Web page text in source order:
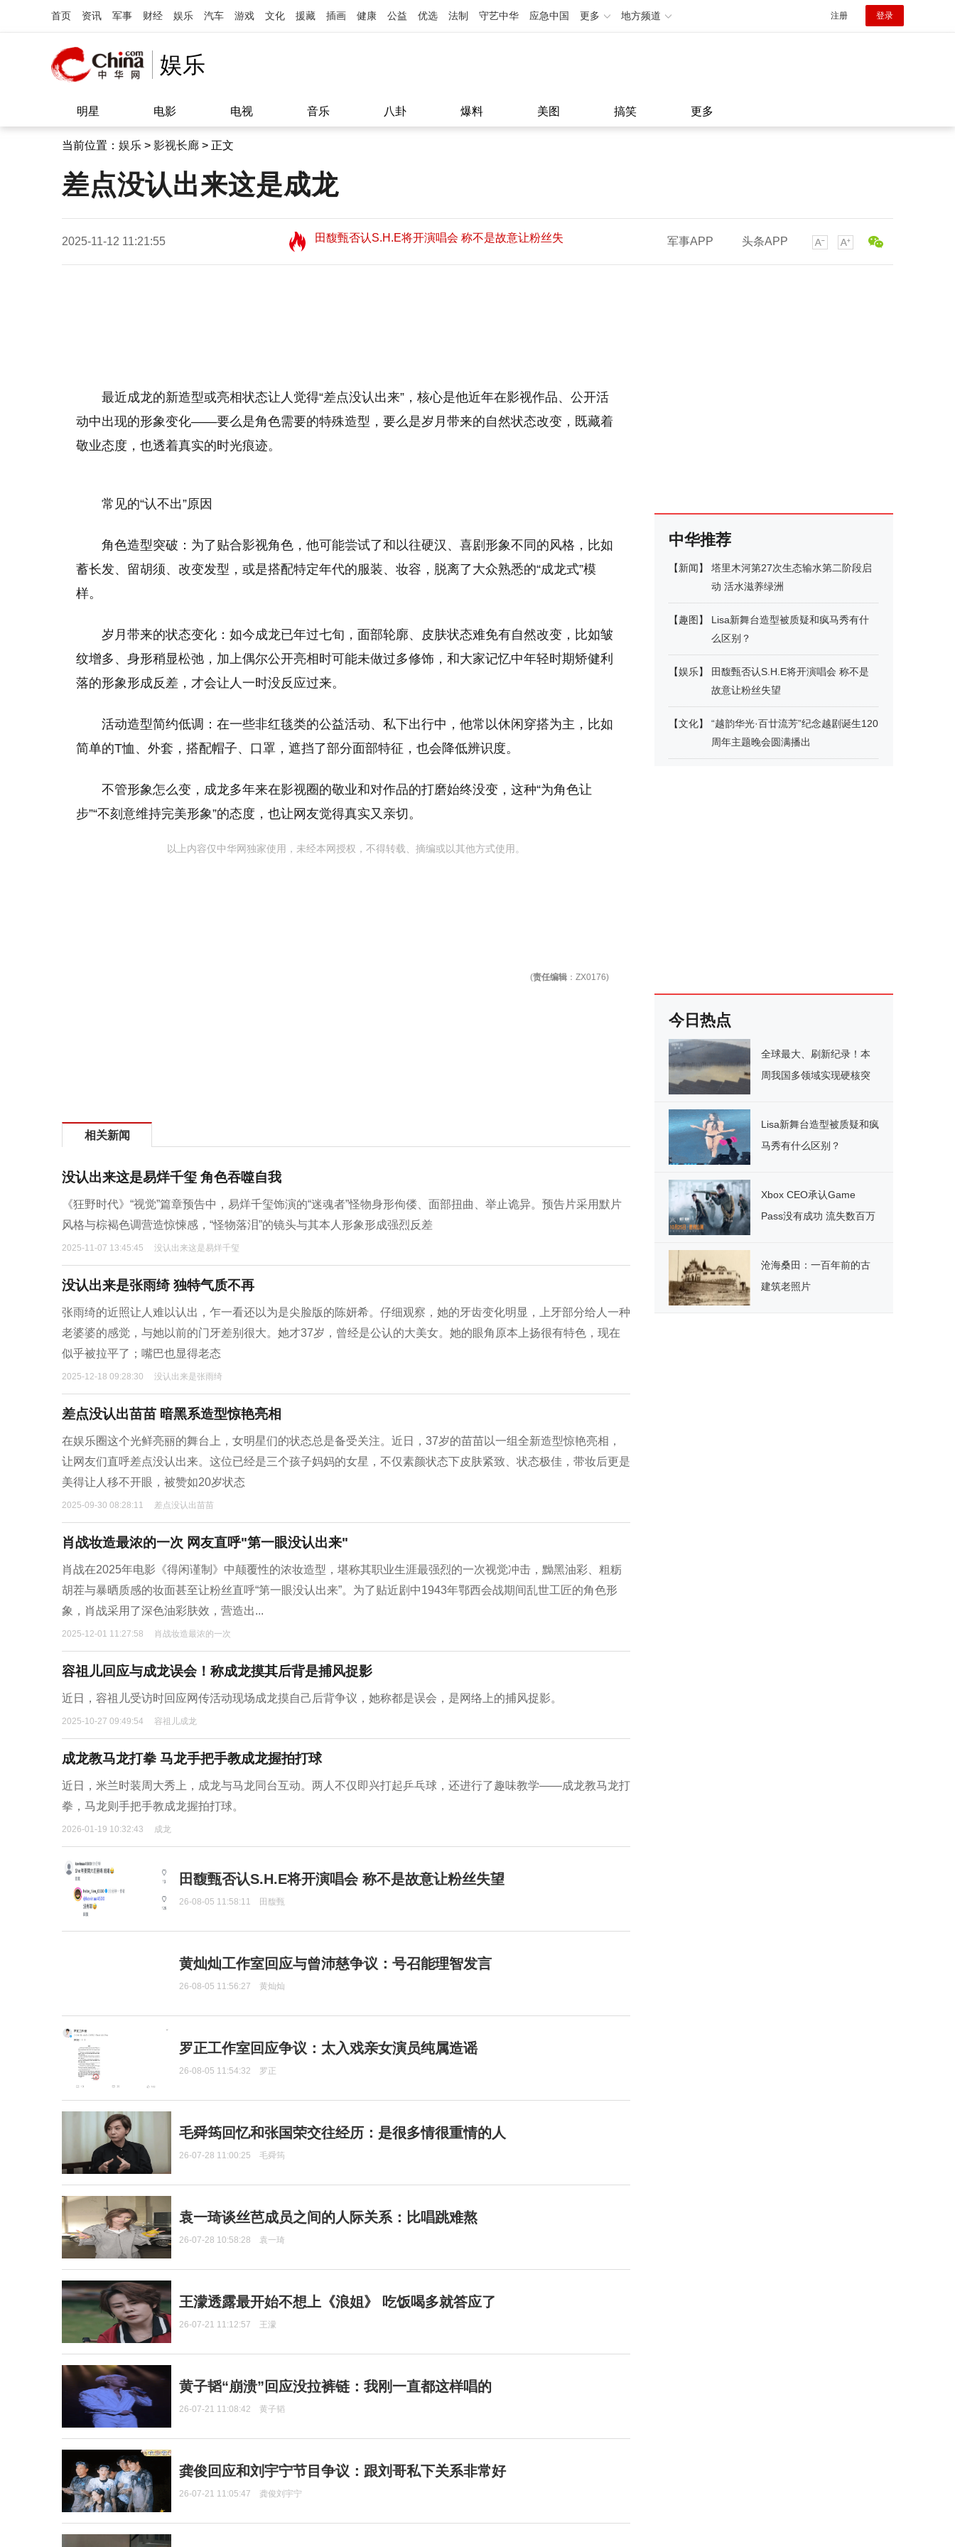
首页 资讯 军事 财经 娱乐 汽车 游戏 文化 援藏 插画 健康 公益 优选 法制 守艺中华 应急中国 更多 地方频道 注册 登录
娱乐
明星 电影 电视 音乐 八卦 爆料 美图 搞笑 更多
当前位置： 娱乐 > 影视长廊 > 正文
差点没认出来这是成龙
2025-11-12 11:21:55
田馥甄否认S.H.E将开演唱会 称不是故意让粉丝失
望11:08
田馥甄否认S.H.E将开演唱会 称不是故意让粉丝失
军事APP 头条APP
最近成龙的新造型或亮相状态让人觉得“差点没认出来”，核心是他近年在影视作品、公开活
动中出现的形象变化——要么是角色需要的特殊造型，要么是岁月带来的自然状态改变，既藏着
敬业态度，也透着真实的时光痕迹。
常见的“认不出”原因
角色造型突破：为了贴合影视角色，他可能尝试了和以往硬汉、喜剧形象不同的风格，比如
蓄长发、留胡须、改变发型，或是搭配特定年代的服装、妆容，脱离了大众熟悉的“成龙式”模
样。
岁月带来的状态变化：如今成龙已年过七旬，面部轮廓、皮肤状态难免有自然改变，比如皱
纹增多、身形稍显松弛，加上偶尔公开亮相时可能未做过多修饰，和大家记忆中年轻时期矫健利
落的形象形成反差，才会让人一时没反应过来。
活动造型简约低调：在一些非红毯类的公益活动、私下出行中，他常以休闲穿搭为主，比如
简单的T恤、外套，搭配帽子、口罩，遮挡了部分面部特征，也会降低辨识度。
不管形象怎么变，成龙多年来在影视圈的敬业和对作品的打磨始终没变，这种“为角色让
步”“不刻意维持完美形象”的态度，也让网友觉得真实又亲切。
以上内容仅中华网独家使用，未经本网授权，不得转载、摘编或以其他方式使用。
(责任编辑 ：ZX0176)
相关新闻
没认出来这是易烊千玺 角色吞噬自我
《狂野时代》“视觉”篇章预告中，易烊千玺饰演的“迷魂者”怪物身形佝偻、面部扭曲、举止诡异。预告片采用默片
风格与棕褐色调营造惊悚感，“怪物落泪”的镜头与其本人形象形成强烈反差
2025-11-07 13:45:45 没认出来这是易烊千玺
没认出来是张雨绮 独特气质不再
张雨绮的近照让人难以认出，乍一看还以为是尖脸版的陈妍希。仔细观察，她的牙齿变化明显，上牙部分给人一种
老婆婆的感觉，与她以前的门牙差别很大。她才37岁，曾经是公认的大美女。她的眼角原本上扬很有特色，现在
似乎被拉平了；嘴巴也显得老态
2025-12-18 09:28:30 没认出来是张雨绮
差点没认出苗苗 暗黑系造型惊艳亮相
在娱乐圈这个光鲜亮丽的舞台上，女明星们的状态总是备受关注。近日，37岁的苗苗以一组全新造型惊艳亮相，
让网友们直呼差点没认出来。这位已经是三个孩子妈妈的女星，不仅素颜状态下皮肤紧致、状态极佳，带妆后更是
美得让人移不开眼，被赞如20岁状态
2025-09-30 08:28:11 差点没认出苗苗
肖战妆造最浓的一次 网友直呼"第一眼没认出来"
肖战在2025年电影《得闲谨制》中颠覆性的浓妆造型，堪称其职业生涯最强烈的一次视觉冲击，黝黑油彩、粗粝
胡茬与暴晒质感的妆面甚至让粉丝直呼“第一眼没认出来”。为了贴近剧中1943年鄂西会战期间乱世工匠的角色形
象，肖战采用了深色油彩肤效，营造出...
2025-12-01 11:27:58 肖战妆造最浓的一次
容祖儿回应与成龙误会！称成龙摸其后背是捕风捉影
近日，容祖儿受访时回应网传活动现场成龙摸自己后背争议，她称都是误会，是网络上的捕风捉影。
2025-10-27 09:49:54 容祖儿成龙
成龙教马龙打拳 马龙手把手教成龙握拍打球
近日，米兰时装周大秀上，成龙与马龙同台互动。两人不仅即兴打起乒乓球，还进行了趣味教学——成龙教马龙打
拳，马龙则手把手教成龙握拍打球。
2026-01-19 10:32:43 成龙
田馥甄否认S.H.E将开演唱会 称不是故意让粉丝失望
26-08-05 11:58:11 田馥甄
黄灿灿工作室回应与曾沛慈争议：号召能理智发言
26-08-05 11:56:27 黄灿灿
罗正工作室回应争议：太入戏亲女演员纯属造谣
26-08-05 11:54:32 罗正
毛舜筠回忆和张国荣交往经历：是很多情很重情的人
26-07-28 11:00:25 毛舜筠
袁一琦谈丝芭成员之间的人际关系：比唱跳难熬
26-07-28 10:58:28 袁一琦
王濛透露最开始不想上《浪姐》 吃饭喝多就答应了
26-07-21 11:12:57 王濛
黄子韬“崩溃”回应没拉裤链：我刚一直都这样唱的
26-07-21 11:08:42 黄子韬
龚俊回应和刘宇宁节目争议：跟刘哥私下关系非常好
26-07-21 11:05:47 龚俊刘宇宁
中华推荐
【新闻】
塔里木河第27次生态输水第二阶段启
动 活水滋养绿洲
【趣图 】
Lisa新舞台造型被质疑和疯马秀有什
么区别？
【娱乐】
田馥甄否认S.H.E将开演唱会 称不是
故意让粉丝失望
【文化】
“越韵华光·百廿流芳”纪念越剧诞生120
周年主题晚会圆满播出
今日热点
全球最大、刷新纪录！本
周我国多领域实现硬核突
Lisa新舞台造型被质疑和疯
马秀有什么区别？
Xbox CEO承认Game
Pass没有成功 流失数百万
沧海桑田：一百年前的古
建筑老照片